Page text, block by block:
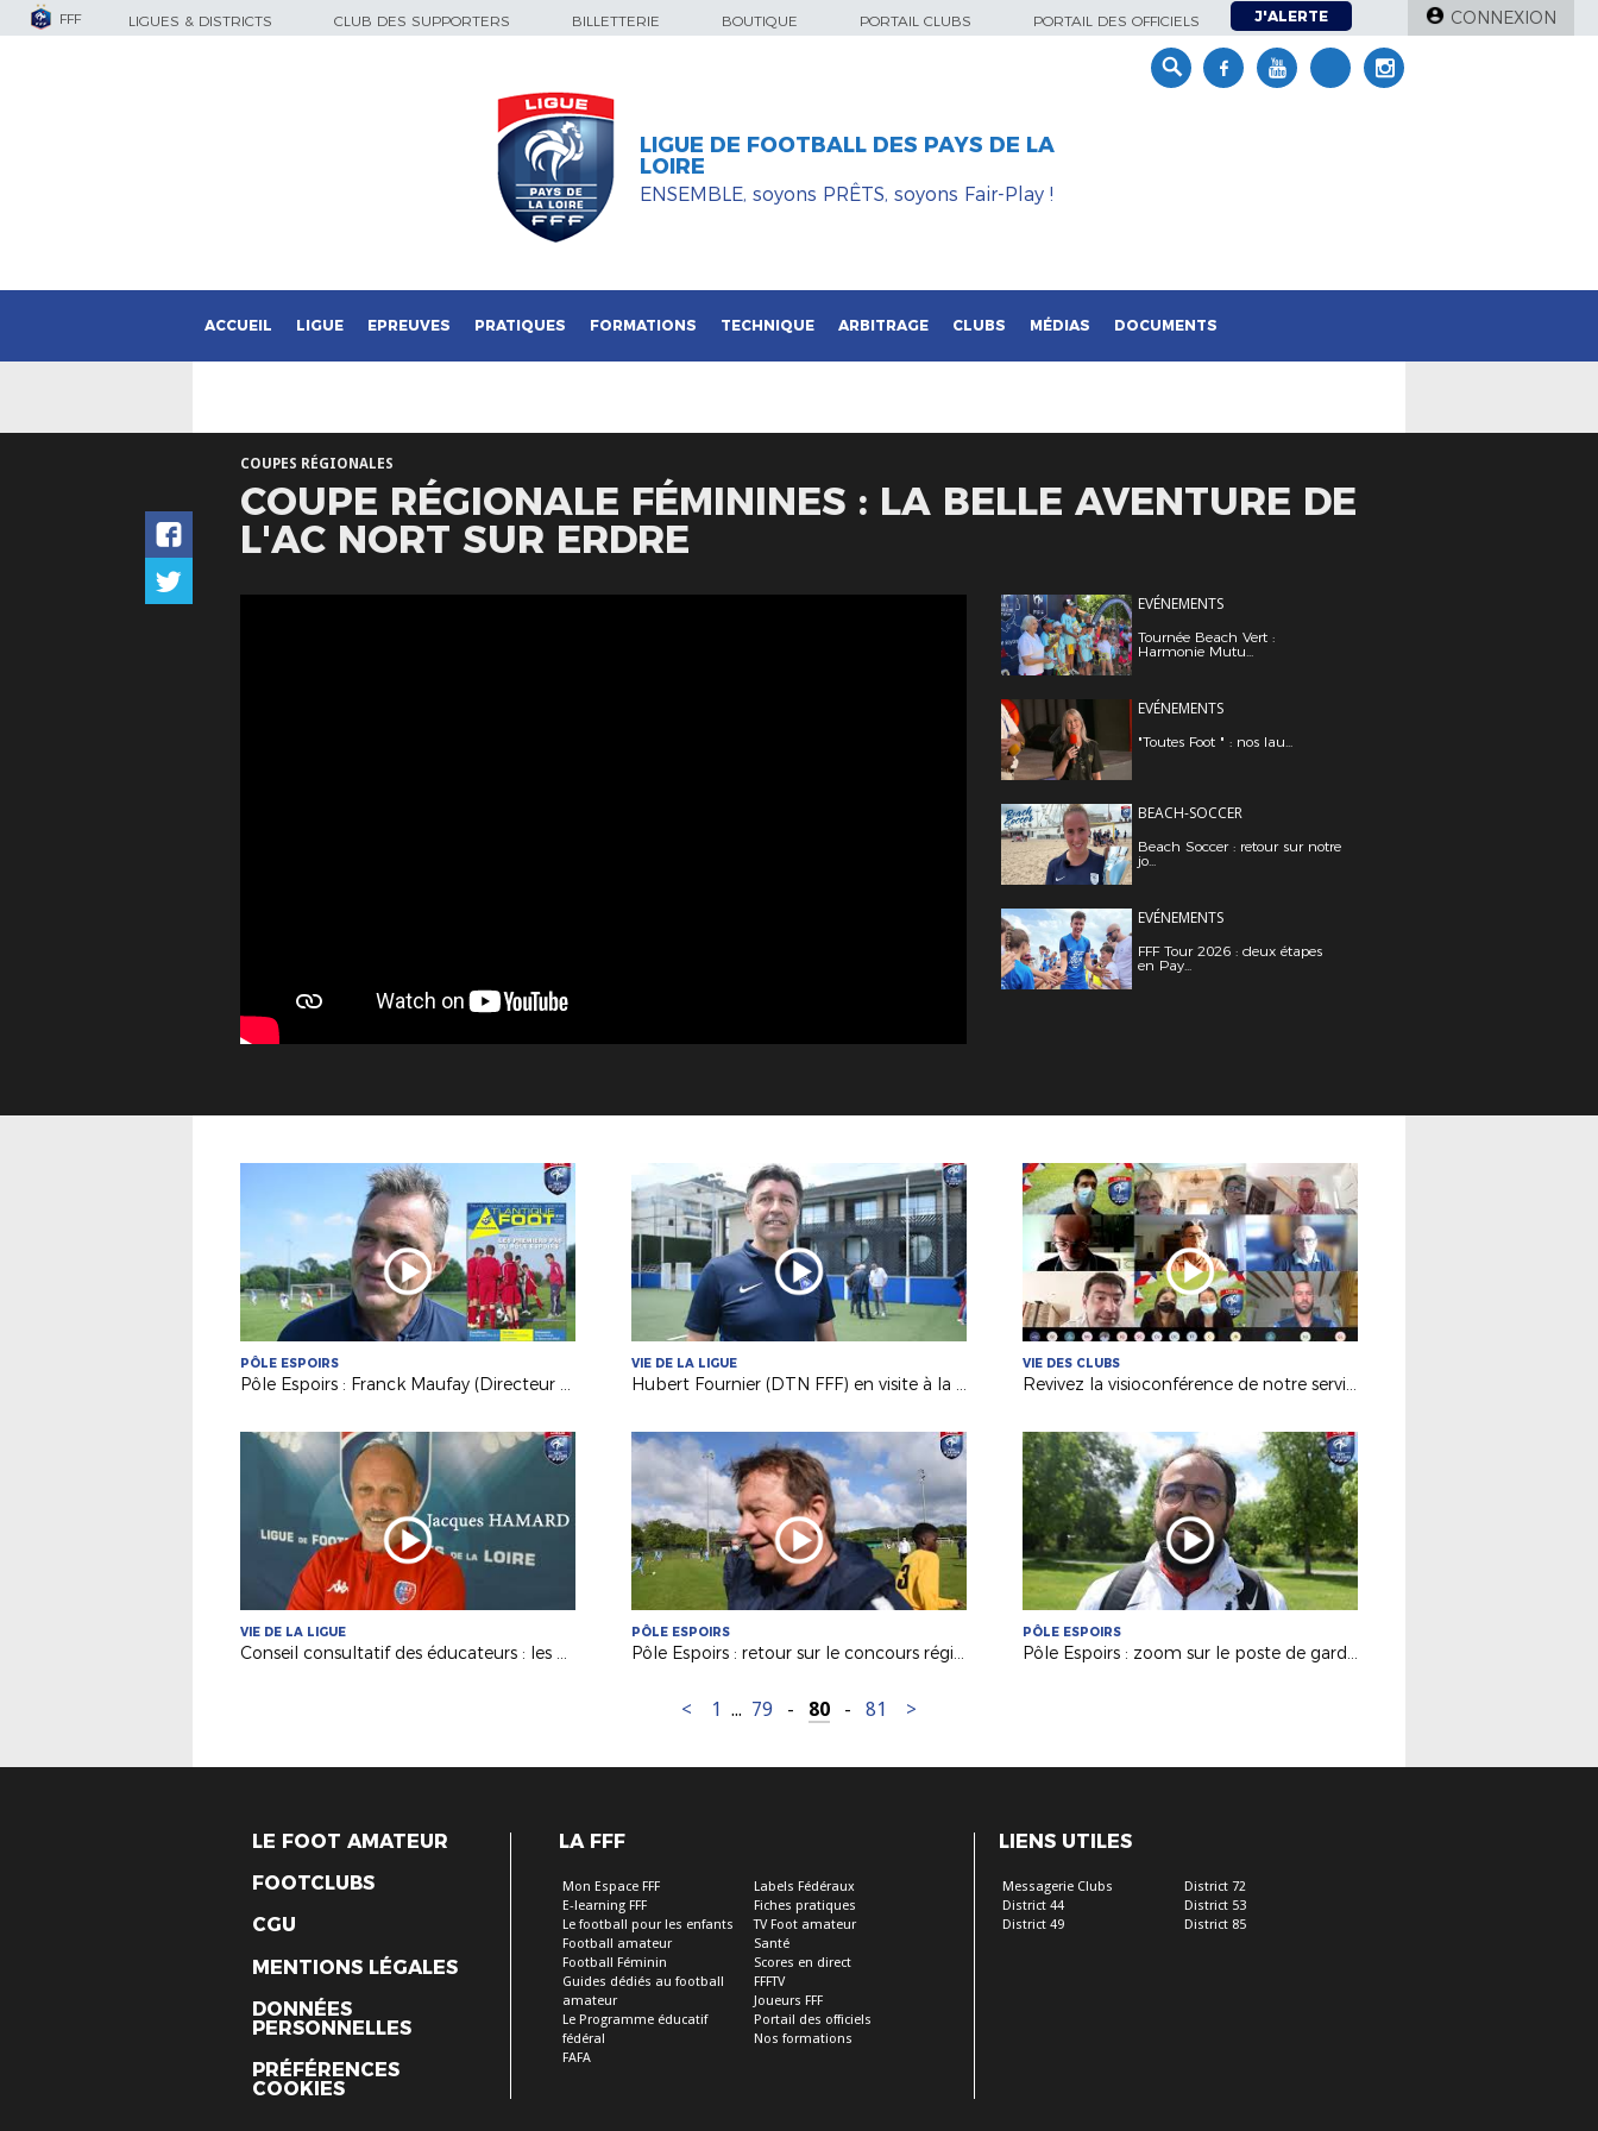
FFF LIGUES & DISTRICTS CLUB DES SUPPORTERS BILLETTERIE BOUTIQUE PORTAIL CLUBS PORTAIL DES OFFICIELS J'ALERTE CONNEXION
LIGUE DE FOOTBALL DES PAYS DE LA
LOIRE
ENSEMBLE, soyons PRÊTS, soyons Fair-Play !
ACCUEIL LIGUE EPREUVES PRATIQUES FORMATIONS TECHNIQUE ARBITRAGE CLUBS MÉDIAS DOCUMENTS
COUPES RÉGIONALES
COUPE RÉGIONALE FÉMININES : LA BELLE AVENTURE DE
L'AC NORT SUR ERDRE
EVÉNEMENTS
Tournée Beach Vert :
Harmonie Mutu...
EVÉNEMENTS
"Toutes Foot " : nos lau...
BEACH-SOCCER
Beach Soccer : retour sur notre
jo...
EVÉNEMENTS
FFF Tour 2026 : deux étapes
en Pay...
PÔLE ESPOIRS
Pôle Espoirs : Franck Maufay (Directeur du Pôle) dresse le bilan du concours et du stage
VIE DE LA LIGUE
Hubert Fournier (DTN FFF) en visite à la Ligue avant la reprise du foot amateur
VIE DES CLUBS
Revivez la visioconférence de notre service Licences du 31 mai 2021
VIE DE LA LIGUE
Conseil consultatif des éducateurs : les explications de Jacques Hamard
PÔLE ESPOIRS
Pôle Espoirs : retour sur le concours régional avec Lionnel Ducloz (DTR)
PÔLE ESPOIRS
Pôle Espoirs : zoom sur le poste de gardien de but avec Arnaud Maindrou
< 1 ... 79 - 80 - 81 >
LE FOOT AMATEUR
FOOTCLUBS
CGU
MENTIONS LÉGALES
DONNÉES
PERSONNELLES
PRÉFÉRENCES
COOKIES
LA FFF
Mon Espace FFF
E-learning FFF
Le football pour les enfants
Football amateur
Football Féminin
Guides dédiés au football
amateur
Le Programme éducatif
fédéral
FAFA
Labels Fédéraux
Fiches pratiques
TV Foot amateur
Santé
Scores en direct
FFFTV
Joueurs FFF
Portail des officiels
Nos formations
LIENS UTILES
Messagerie Clubs
District 44
District 49
District 72
District 53
District 85